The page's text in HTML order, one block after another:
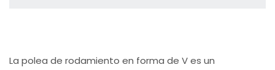
La polea de rodamiento en forma de V es un